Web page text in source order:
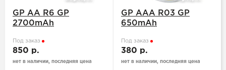
GP АА R6 GP
2700mAh
Под заказ
850 р.
нет в наличии, последняя цена
GP ААA R03 GP
650mAh
Под заказ
380 р.
нет в наличии, последняя цена